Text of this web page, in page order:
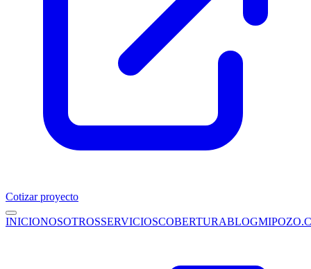
Cotizar proyecto
INICIONOSOTROSSERVICIOSCOBERTURABLOG